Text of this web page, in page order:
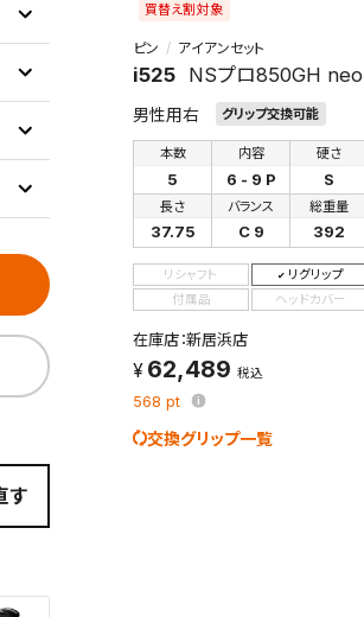
買替え割対象
ピン アイアンセット
i525 NSプロ850GH neo
男性用右 グリップ交換可能
本数
5
内容
6 - 9 P
硬さ
S
長さ
37.75
バランス
C 9
総重量
392
リシャフト
リグリップ
付属品
ヘッドカバー
在庫店：新居浜店
62,489 税込
568 pt
交換グリップ一覧
す